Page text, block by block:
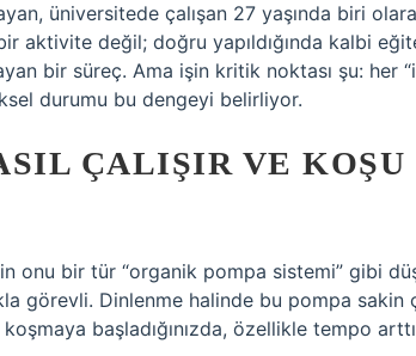
üniversitede çalışan 27 yaşında biri
aktivite değil; doğru yapıldığında kalbi
bir süreç. Ama işin kritik noktası şu:
durumu bu dengeyi belirliyor.
ÇALIŞIR VE KOŞU
onu bir tür “organik pompa sistemi” gibi
görevli. Dinlenme halinde bu pompa sakin
başladığınızda, özellikle tempo